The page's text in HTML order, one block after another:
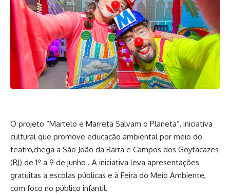
O projeto “Martelo e Marreta Salvam o Planeta”, iniciativa
cultural que promove educação ambiental por meio do
teatro,chega a São João da Barra e Campos dos Goytacazes
(RJ) de 1º a 9 de junho . A iniciativa leva apresentações
gratuitas a escolas públicas e à Feira do Meio Ambiente,
com foco no público infantil.